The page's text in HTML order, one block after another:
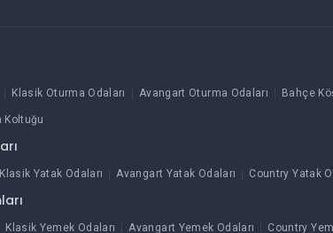
Klasik Oturma Odaları Avangart Oturma Odaları Bahçe
Koltuğu
Klasik Yatak Odaları Avangart Yatak Odaları Country Yatak
Klasik Yemek Odaları Avangart Yemek Odaları Country